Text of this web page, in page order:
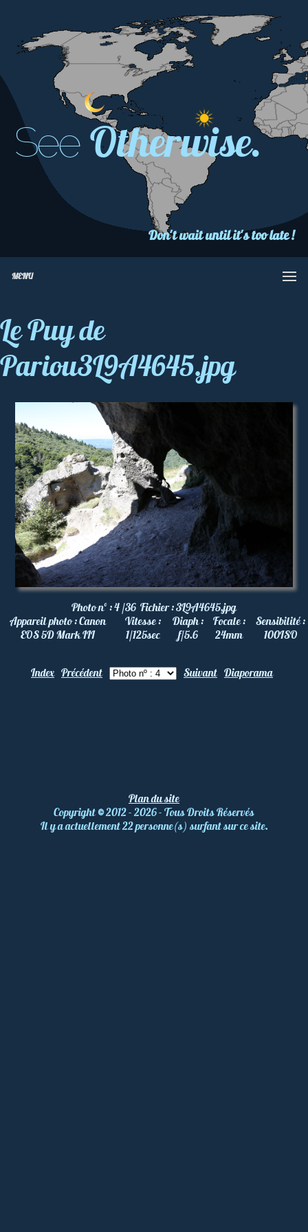
See Otherwise.
Don't wait until it's too late !
MENU
Le Puy de
Pariou3L9A4645.jpg
Photo nº :4 /36 Fichier :3L9A4645.jpg
Appareil photo :Canon
EOS 5D Mark III
Vitesse :
1/125sec
Diaph :
f/5.6
Focale :
24mm
Sensibilité :
100ISO
Index Précédent Suivant Diaporama
Plan du site
Copyright©2012 - 2026 - Tous Droits Réservés
Il y a actuellement 22 personne(s) surfant sur ce site.